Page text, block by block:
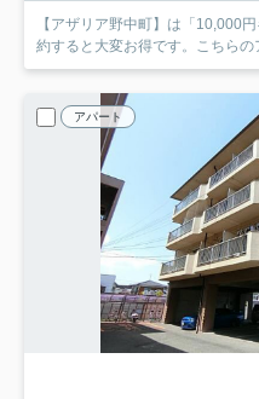
【アザリア野中町】は「10,000
約すると大変お得です。こちら
アパート